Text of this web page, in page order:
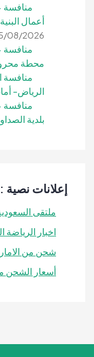
منافسة
أعمال
08/2026
منافسة
محطة
الرياض-
منافسة
بلدية
إعلانات نصية :
ملتقى
اخبار الرياضة
شحن من
أسعار الشحن